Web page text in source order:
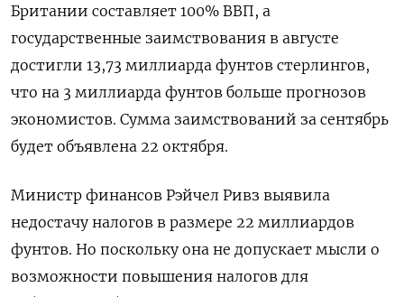
Британии составляет 100% ВВП, а
государственные заимствования в августе
достигли 13,73 миллиарда фунтов стерлингов,
что на 3 миллиарда фунтов больше прогнозов
экономистов. Сумма заимствований за сентябрь
будет объявлена 22 октября.
Министр финансов Рэйчел Ривз выявила
недостачу налогов в размере 22 миллиардов
фунтов. Но поскольку она не допускает мысли о
возможности повышения налогов для